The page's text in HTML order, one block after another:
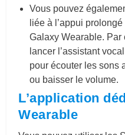
Vous pouvez
liée à l’appui
Galaxy Wearable. Par
lancer l’assistant
pour écouter les sons
ou baisser le volume.
L’application
Wearable